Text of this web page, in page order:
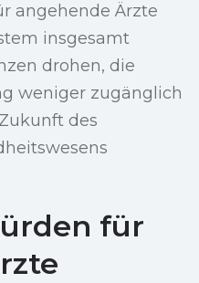
angehende Ärzte
insgesamt
drohen, die
weniger zugänglich
des
für